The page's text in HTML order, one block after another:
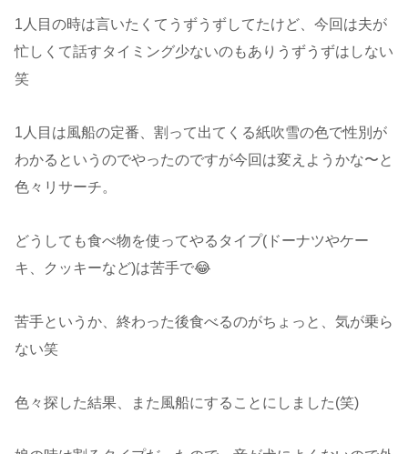
1人目の時は言いたくてうずうずしてたけど、今回は夫が
忙しくて話すタイミング少ないのもありうずうずはしない
笑
1人目は風船の定番、割って出てくる紙吹雪の色で性別が
わかるというのでやったのですが今回は変えようかな〜と
色々リサーチ。
どうしても食べ物を使ってやるタイプ(ドーナツやケー
キ、クッキーなど)は苦手で😂
苦手というか、終わった後食べるのがちょっと、気が乗ら
ない笑
色々探した結果、また風船にすることにしました(笑)